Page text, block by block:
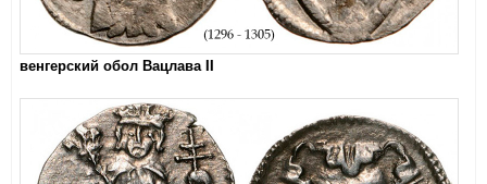
венгерский обол Вацлава II